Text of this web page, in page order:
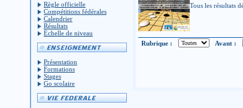
Règle officielle
Compétitions fédérales
Calendrier
Résultats
Échelle de niveau
Présentation
Formations
Stages
Go scolaire
Tous les résultats
Rubrique : Avant :